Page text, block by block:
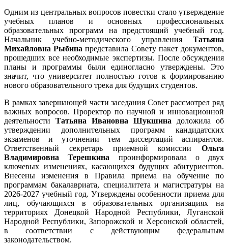
Одним из центральных вопросов повестки стало утверждение
учебных планов и основных профессиональных
образовательных программ на предстоящий учебный год.
Начальник учебно-методического управления Татьяна
Михайловна Рыбина представила Совету пакет документов,
прошедших все необходимые экспертизы. После обсуждения
планы и программы были единогласно утверждены. Это
значит, что университет полностью готов к формированию
нового образовательного трека для будущих студентов.
В рамках завершающей части заседания Совет рассмотрел ряд
важных вопросов. Проректор по научной и инновационной
деятельности Татьяна Ивановна Шукшина доложила об
утверждении дополнительных программ кандидатских
экзаменов и уточнении тем диссертаций аспирантов.
Ответственный секретарь приемной комиссии Ольга
Владимировна Терешкина проинформировала о двух
ключевых изменениях, касающихся будущих абитуриентов.
Внесены изменения в Правила приема на обучение по
программам бакалавриата, специалитета и магистратуры на
2026-2027 учебный год. Утверждены особенности приема для
лиц, обучающихся в образовательных организациях на
территориях Донецкой Народной Республики, Луганской
Народной Республики, Запорожской и Херсонской областей,
в соответствии с действующим федеральным
законодательством.